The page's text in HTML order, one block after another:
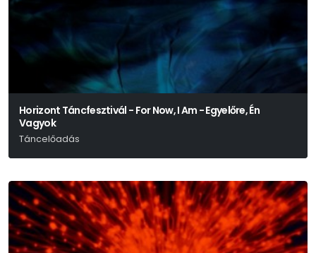
Horizont Táncfesztivál - For Now, I Am - Egyelőre, Én
Vagyok
Táncelőadás